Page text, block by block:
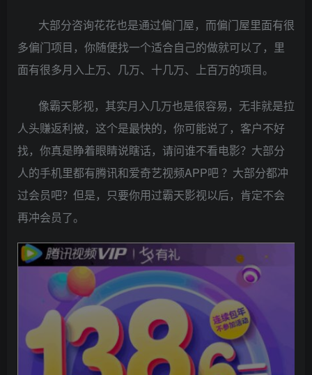
大部分咨询花花也是通过偏门屋，而偏门屋里面有很
多偏门项目，你随便找一个适合自己的做就可以了，里
面有很多月入上万、几万、十几万、上百万的项目。
像霸天影视，其实月入几万也是很容易，无非就是拉
人头赚返利被，这个是最快的，你可能说了，客户不好
找，你真是睁着眼睛说瞎话，请问谁不看电影？大部分
人的手机里都有腾讯和爱奇艺视频APP吧 ？大部分都冲
过会员吧？但是，只要你用过霸天影视以后，肯定不会
再冲会员了。